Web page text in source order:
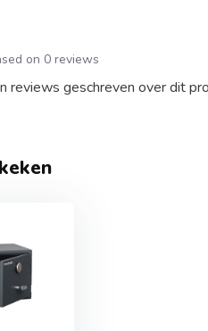
on 0 reviews
reviews geschreven over dit